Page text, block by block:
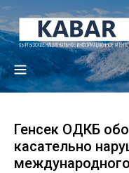
Генсек ОДКБ
касательно